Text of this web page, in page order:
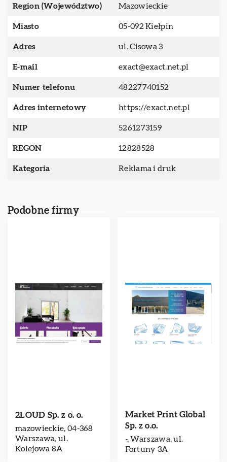
Region (Województwo) Mazowieckie
Miasto 05-092 Kiełpin
Adres ul. Cisowa 3
E-mail exact@exact.net.pl
Numer telefonu 48227740152
Adres internetowy https://exact.net.pl
NIP 5261273159
REGON 12828528
Kategoria Reklama i druk
Podobne firmy
2LOUD Sp. z o. o.
mazowieckie, 04-368
Warszawa, ul.
Kolejowa 8A
Market Print Global
Sp. z o.o.
-, Warszawa, ul.
Fortuny 3A